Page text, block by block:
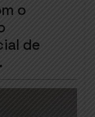
o
de